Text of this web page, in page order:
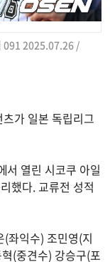
091 2025.07.26 /
가 일본 독립리그
서 열린 시코쿠 아일
했다. 교류전 성적
좌익수) 조민영(지
(중견수) 강승구(포